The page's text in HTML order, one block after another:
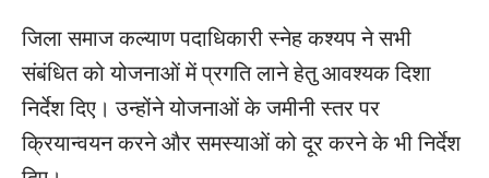
जिला समाज कल्याण पदाधिकारी स्नेह कश्यप ने सभी
संबंधित को योजनाओं में प्रगति लाने हेतु आवश्यक दिशा
निर्देश दिए। उन्होंने योजनाओं के जमीनी स्तर पर
क्रियान्वयन करने और समस्याओं को दूर करने के भी निर्देश